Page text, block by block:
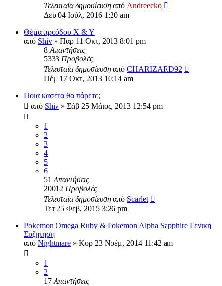
Τελευταία δημοσίευση από Andreecko
Δευ 04 Ιούλ, 2016 1:20 am
Θέμα προόδου X & Y
από Shiv » Παρ 11 Οκτ, 2013 8:01 pm
8 Απαντήσεις
5333 Προβολές
Τελευταία δημοσίευση από CHARIZARD92
Πέμ 17 Οκτ, 2013 10:14 am
Ποια κασέτα θα πάρετε;
από Shiv » Σάβ 25 Μάιος, 2013 12:54 pm
1
2
3
4
5
6
51 Απαντήσεις
20012 Προβολές
Τελευταία δημοσίευση από Scarlet
Τετ 25 Φεβ, 2015 3:26 pm
Pokemon Omega Ruby & Pokemon Alpha Sapphire Γενικη
Συζητηση
από Nightmare » Κυρ 23 Νοέμ, 2014 11:42 am
1
2
17 Απαντήσεις